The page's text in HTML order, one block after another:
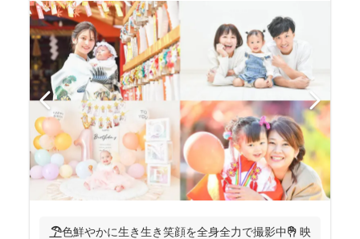
🏖️色鮮やかに生き生き笑顔を全身全力で撮影中✊ 映